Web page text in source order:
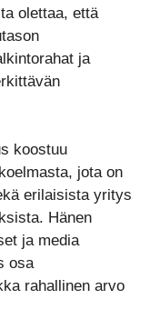
olettaa, että
ja
koostuu
jota on
erilaisista yritys
Hänen
ja media
osa
rahallinen arvo